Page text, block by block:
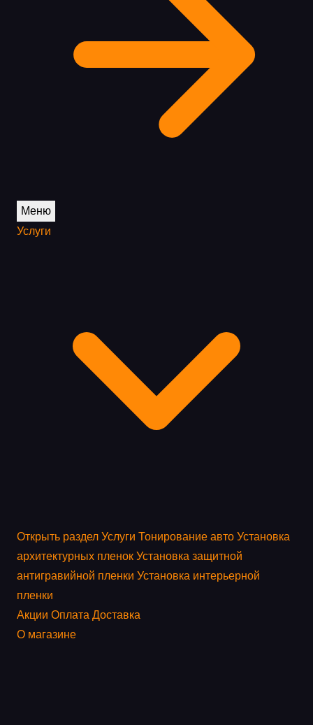
Меню
Услуги
Открыть раздел Услуги Тонирование авто Установка
архитектурных пленок Установка защитной
антигравийной пленки Установка интерьерной
пленки
Акции Оплата Доставка
О магазине